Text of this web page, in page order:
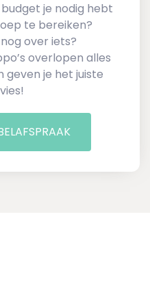
je nodig hebt
te bereiken?
over iets?
overlopen alles
geven je het juiste